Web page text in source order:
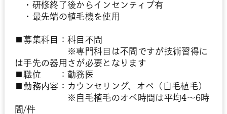
・研修終了後からインセンティブ有
・最先端の植毛機を使用
■募集科目：科目不問
※専門科目は不問ですが技術習得に
は手先の器用さが必要となります
■職位 ：勤務医
■勤務内容：カウンセリング、オペ（自毛植毛）
※自毛植毛のオペ時間は平均4～6時
間/件